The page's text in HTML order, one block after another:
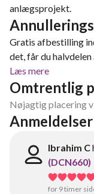
anlægsprojekt.
Gratis afbestilling
det, får du
Læs mere
Omtrentlig
Nøjagtig placering
Ibrahim C
(DCN660)
for 9 timer